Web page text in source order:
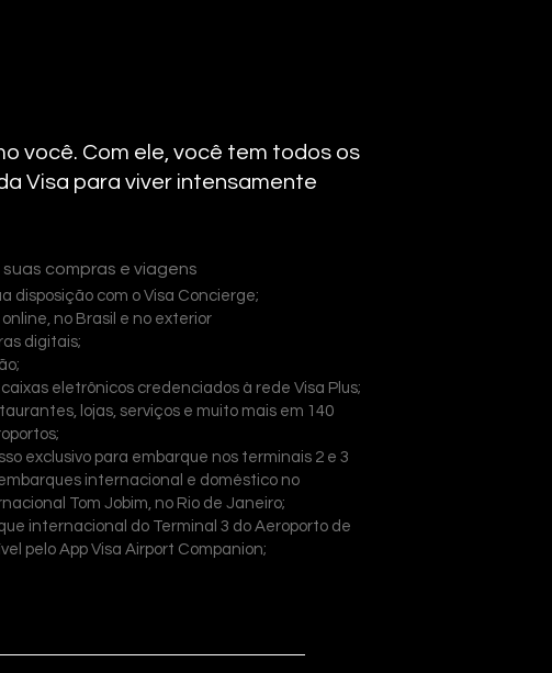
você. Com ele, você tem todos os
Visa para viver intensamente
compras e viagens
disposição com o Visa Concierge;
no Brasil e no exterior
digitais;
eletrônicos credenciados à rede Visa Plus;
lojas, serviços e muito mais em 140
exclusivo para embarque nos terminais 2 e 3
internacional e doméstico no
Tom Jobim, no Rio de Janeiro;
internacional do Terminal 3 do Aeroporto de
pelo App Visa Airport Companion;